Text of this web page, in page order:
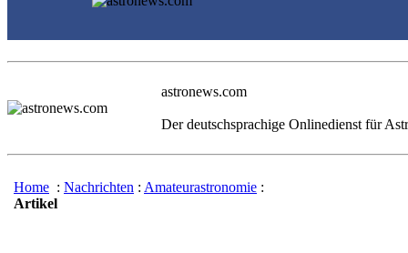
astronews.com
Der deutschsprachige Onlinedienst für
Home : Nachrichten : Amateurastronomie :
Artikel